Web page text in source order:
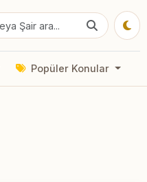
Popüler Konular